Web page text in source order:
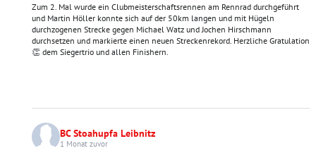
Zum 2. Mal wurde ein Clubmeisterschaftsrennen am Rennrad durchgeführt
und Martin Höller konnte sich auf der 50km langen und mit Hügeln
durchzogenen Strecke gegen Michael Watz und Jochen Hirschmann
durchsetzen und markierte einen neuen Streckenrekord. Herzliche Gratulation
👏 dem Siegertrio und allen Finishern.
BC Stoahupfa Leibnitz
1 Monat zuvor